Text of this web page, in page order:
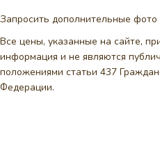
Запросить дополнительные фото
Все цены, указанные на сайте,
информация и не являются
положениями статьи 437
Федерации.